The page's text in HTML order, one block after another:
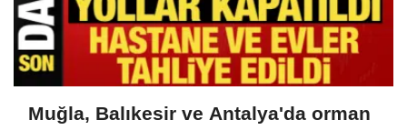
Muğla, Balıkesir ve Antalya'da orman